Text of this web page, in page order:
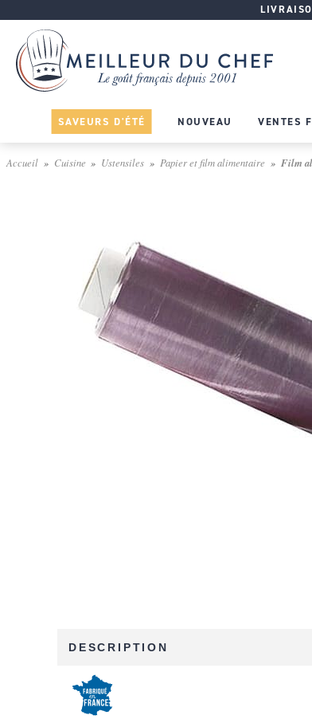
SAVEURS D'ÉTÉ NOUVEAU VENTES
Accueil Cuisine Ustensiles Papier et film alimentaire Film
DESCRIPTION